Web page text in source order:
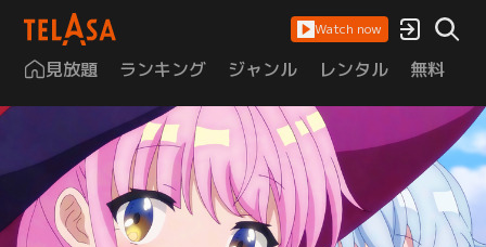
Watch now
見放題 ランキング ジャンル レンタル 無料